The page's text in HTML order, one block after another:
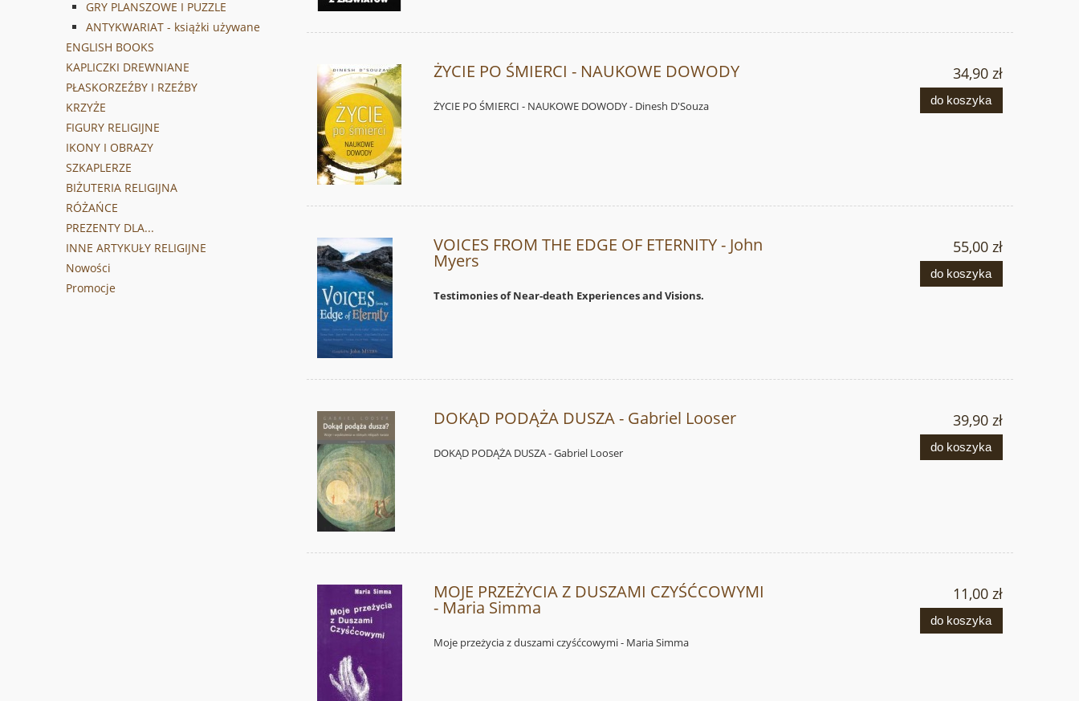
GRY PLANSZOWE I PUZZLE
ANTYKWARIAT - książki używane
ENGLISH BOOKS
KAPLICZKI DREWNIANE
PŁASKORZEŹBY I RZEŹBY
KRZYŻE
FIGURY RELIGIJNE
IKONY I OBRAZY
SZKAPLERZE
BIŻUTERIA RELIGIJNA
RÓŻAŃCE
PREZENTY DLA...
INNE ARTYKUŁY RELIGIJNE
Nowości
Promocje
ŻYCIE PO ŚMIERCI - NAUKOWE DOWODY
ŻYCIE PO ŚMIERCI - NAUKOWE DOWODY - Dinesh D'Souza
34,90 zł
do koszyka
VOICES FROM THE EDGE OF ETERNITY - John
Myers
Testimonies of Near-death Experiences and Visions.
55,00 zł
do koszyka
DOKĄD PODĄŻA DUSZA - Gabriel Looser
DOKĄD PODĄŻA DUSZA - Gabriel Looser
39,90 zł
do koszyka
MOJE PRZEŻYCIA Z DUSZAMI CZYŚĆCOWYMI
- Maria Simma
Moje przeżycia z duszami czyśćcowymi - Maria Simma
11,00 zł
do koszyka